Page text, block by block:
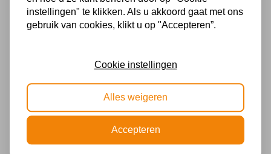
Gedraaide of gegoten ornamenten
Vaak met bloem- of bladmotieven
Deze materialen maken elke Jugendstil lamp uniek.
exemplaren — vandaar dat je soms de term
tegenkomt.
Veelgestelde vragen over Jugendstil
lampen
instellingen" te klikken. Als u akkoord gaat met ons
gebruik van cookies, klikt u op "Accepteren”.
Cookie instellingen
Alles weigeren
Accepteren